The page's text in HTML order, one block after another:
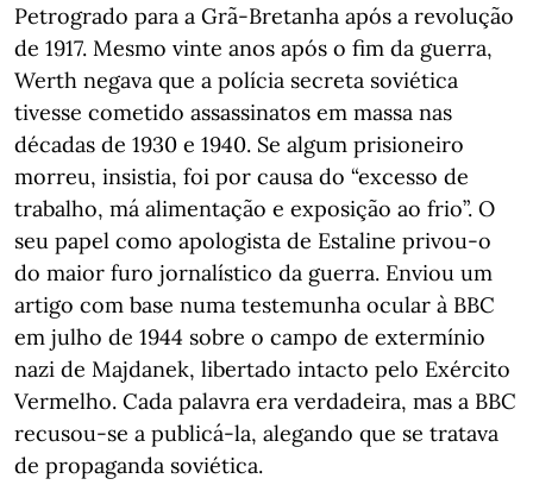
Petrogrado para a Grã-Bretanha após a revolução
de 1917. Mesmo vinte anos após o fim da guerra,
Werth negava que a polícia secreta soviética
tivesse cometido assassinatos em massa nas
décadas de 1930 e 1940. Se algum prisioneiro
morreu, insistia, foi por causa do “excesso de
trabalho, má alimentação e exposição ao frio”. O
seu papel como apologista de Estaline privou-o
do maior furo jornalístico da guerra. Enviou um
artigo com base numa testemunha ocular à BBC
em julho de 1944 sobre o campo de extermínio
nazi de Majdanek, libertado intacto pelo Exército
Vermelho. Cada palavra era verdadeira, mas a BBC
recusou-se a publicá-la, alegando que se tratava
de propaganda soviética.